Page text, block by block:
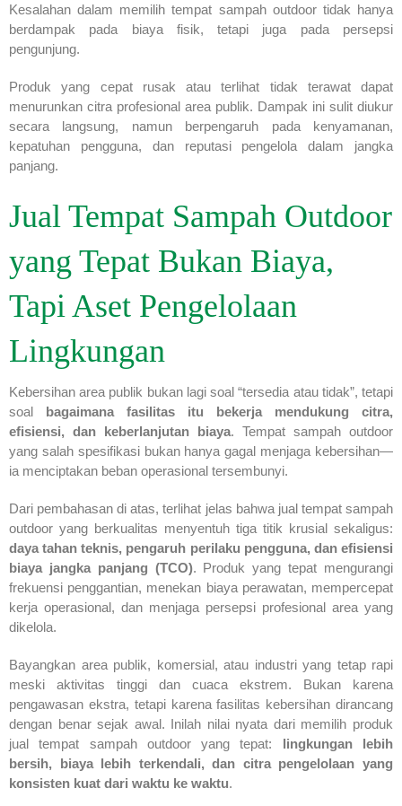
Kesalahan dalam memilih tempat sampah outdoor tidak hanya
berdampak pada biaya fisik, tetapi juga pada persepsi
pengunjung.
Produk yang cepat rusak atau terlihat tidak terawat dapat
menurunkan citra profesional area publik. Dampak ini sulit diukur
secara langsung, namun berpengaruh pada kenyamanan,
kepatuhan pengguna, dan reputasi pengelola dalam jangka
panjang.
Jual Tempat Sampah Outdoor
yang Tepat Bukan Biaya,
Tapi Aset Pengelolaan
Lingkungan
Kebersihan area publik bukan lagi soal “tersedia atau tidak”, tetapi
soal bagaimana fasilitas itu bekerja mendukung citra,
efisiensi, dan keberlanjutan biaya. Tempat sampah outdoor
yang salah spesifikasi bukan hanya gagal menjaga kebersihan—
ia menciptakan beban operasional tersembunyi.
Dari pembahasan di atas, terlihat jelas bahwa jual tempat sampah
outdoor yang berkualitas menyentuh tiga titik krusial sekaligus:
daya tahan teknis, pengaruh perilaku pengguna, dan efisiensi
biaya jangka panjang (TCO). Produk yang tepat mengurangi
frekuensi penggantian, menekan biaya perawatan, mempercepat
kerja operasional, dan menjaga persepsi profesional area yang
dikelola.
Bayangkan area publik, komersial, atau industri yang tetap rapi
meski aktivitas tinggi dan cuaca ekstrem. Bukan karena
pengawasan ekstra, tetapi karena fasilitas kebersihan dirancang
dengan benar sejak awal. Inilah nilai nyata dari memilih produk
jual tempat sampah outdoor yang tepat: lingkungan lebih
bersih, biaya lebih terkendali, dan citra pengelolaan yang
konsisten kuat dari waktu ke waktu.